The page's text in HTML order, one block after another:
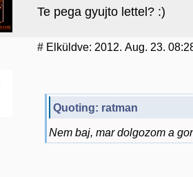
Te pega gyujto lettel? :)
# Elküldve: 2012. Aug. 23.
Quoting: ratman
Nem baj, mar dolgozom a